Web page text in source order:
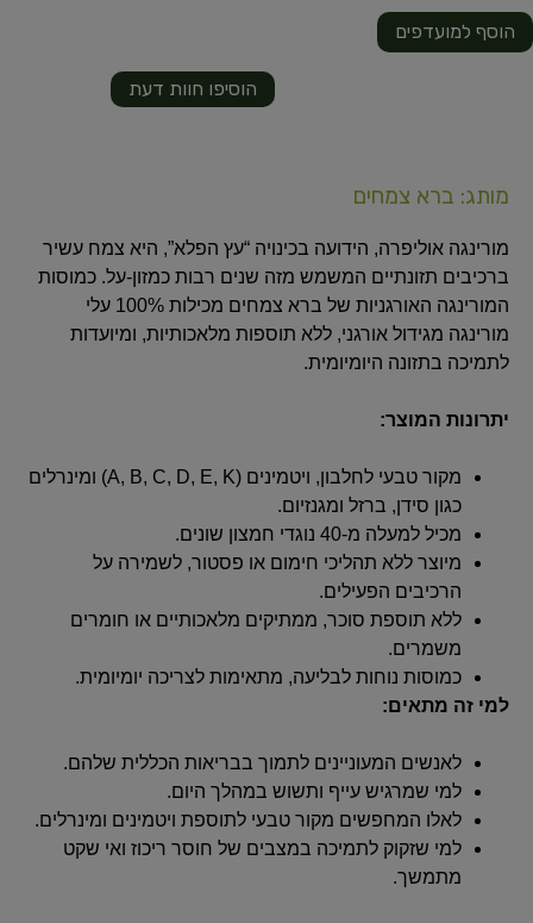
הוסיפו חוות דעת
הוסף למועדפים
מותג: ברא צמחים
מורינגה אוליפרה, הידועה בכינויה “עץ הפלא”, היא צמח עשיר
ברכיבים תזונתיים המשמש מזה שנים רבות כמזון-על. כמוסות
המורינגה האורגניות של ברא צמחים מכילות 100% עלי
מורינגה מגידול אורגני, ללא תוספות מלאכותיות, ומיועדות
לתמיכה בתזונה היומיומית.
יתרונות המוצר:
מקור טבעי לחלבון, ויטמינים (A, B, C, D, E, K) ומינרלים
כגון סידן, ברזל ומגנזיום.
מכיל למעלה מ-40 נוגדי חמצון שונים.
מיוצר ללא תהליכי חימום או פסטור, לשמירה על
הרכיבים הפעילים.
ללא תוספת סוכר, ממתיקים מלאכותיים או חומרים
משמרים.
כמוסות נוחות לבליעה, מתאימות לצריכה יומיומית.
למי זה מתאים:
לאנשים המעוניינים לתמוך בבריאות הכללית שלהם.
למי שמרגיש עייף ותשוש במהלך היום.
לאלו המחפשים מקור טבעי לתוספת ויטמינים ומינרלים.
למי שזקוק לתמיכה במצבים של חוסר ריכוז ואי שקט
מתמשך.